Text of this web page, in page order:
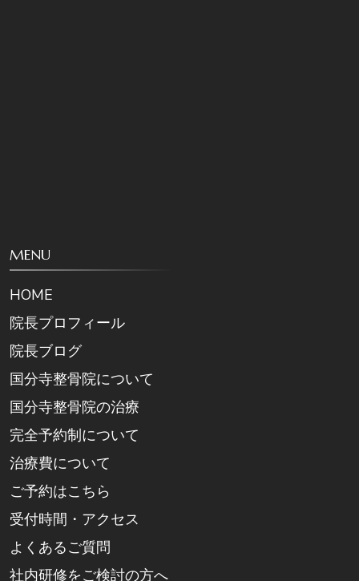
MENU
HOME
院長プロフィール
院長ブログ
国分寺整骨院について
国分寺整骨院の治療
完全予約制について
治療費について
ご予約はこちら
受付時間・アクセス
よくあるご質問
社内研修をご検討の方へ